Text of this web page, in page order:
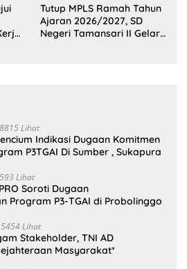
Tutup MPLS Ramah Tahun
Ajaran 2026/2027, SD
Negeri Tamansari II Gelar
8815 Lihat
Indikasi Dugaan Komitmen
P3TGAI Di Sumber , Sukapura
Lihat
Soroti Dugaan
Program P3-TGAI di Probolinggo
5454 Lihat
Stakeholder, TNI AD
Masyarakat*